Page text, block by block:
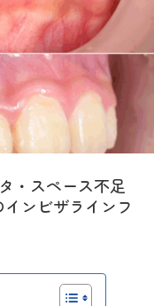
・スペース不足
ンビザラインフ